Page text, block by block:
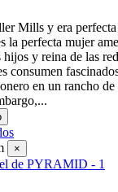
Mills y era
la perfecta mujer
hijos y reina de las
consumen
en un rancho de
×